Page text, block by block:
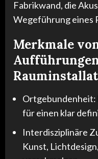
Fabrikwand, die
Wegeführung eines
Merkmale
Ortgebundenheit:
für einen klar
Interdisziplinäre
Kunst,